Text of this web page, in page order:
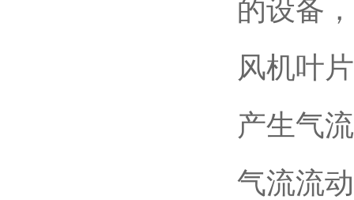
的设备
风机叶
产生气
气流流